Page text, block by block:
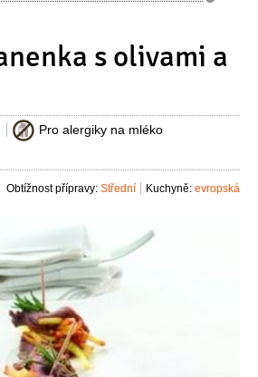
s olivami a
Pro alergiky na mléko
Kuchyně: evropská
Obtížnost přípravy: Střední